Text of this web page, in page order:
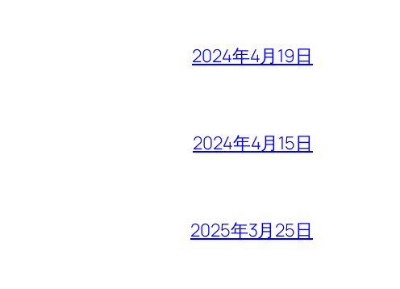
2024年4月19日
2024年4月15日
2025年3月25日